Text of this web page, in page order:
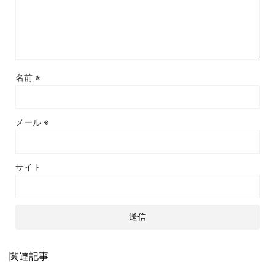
名前 ※
メール ※
サイト
関連記事